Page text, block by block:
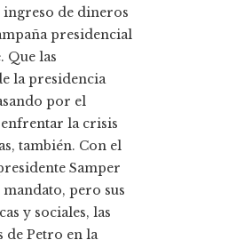
de dineros
presidencial
Que las
la presidencia
por el
la crisis
también. Con el
Samper
pero sus
y sociales, las
de Petro en la